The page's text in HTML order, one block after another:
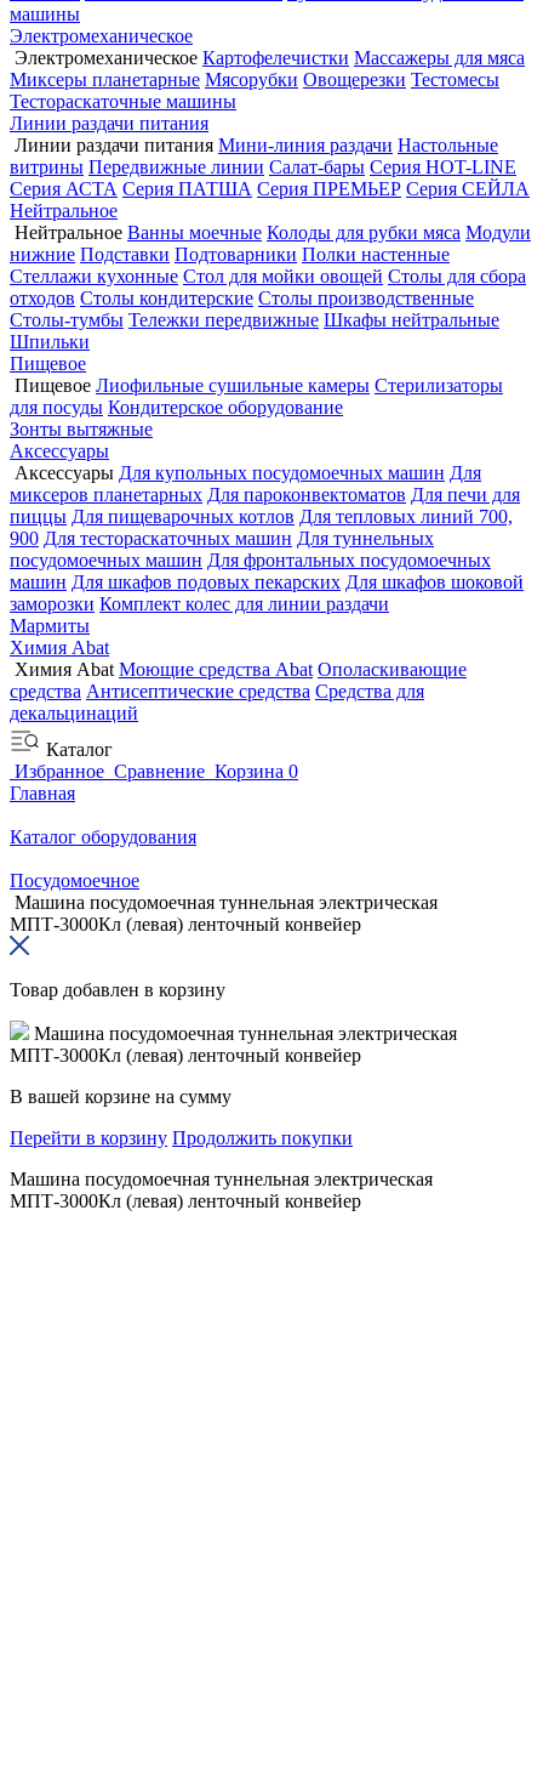
машины
Электромеханическое
Электромеханическое Картофелечистки Массажеры для мяса
Миксеры планетарные Мясорубки Овощерезки Тестомесы
Тестораскаточные машины
Линии раздачи питания
Линии раздачи питания Мини-линия раздачи Настольные
витрины Передвижные линии Салат-бары Серия HOT-LINE
Серия АСТА Серия ПАТША Серия ПРЕМЬЕР Серия СЕЙЛА
Нейтральное
Нейтральное Ванны моечные Колоды для рубки мяса Модули
нижние Подставки Подтоварники Полки настенные
Стеллажи кухонные Стол для мойки овощей Столы для сбора
отходов Столы кондитерские Столы производственные
Столы-тумбы Тележки передвижные Шкафы нейтральные
Шпильки
Пищевое
Пищевое Лиофильные сушильные камеры Стерилизаторы
для посуды Кондитерское оборудование
Зонты вытяжные
Аксессуары
Аксессуары Для купольных посудомоечных машин Для
миксеров планетарных Для пароконвектоматов Для печи для
пиццы Для пищеварочных котлов Для тепловых линий 700,
900 Для тестораскаточных машин Для туннельных
посудомоечных машин Для фронтальных посудомоечных
машин Для шкафов подовых пекарских Для шкафов шоковой
заморозки Комплект колес для линии раздачи
Мармиты
Химия Abat
Химия Abat Моющие средства Abat Ополаскивающие
средства Антисептические средства Средства для
декальцинаций
Каталог
Избранное Сравнение Корзина 0
Главная
Каталог оборудования
Посудомоечное
Машина посудомоечная туннельная электрическая
МПТ-3000Кл (левая) ленточный конвейер
Товар добавлен в корзину
Машина посудомоечная туннельная электрическая
МПТ-3000Кл (левая) ленточный конвейер
В вашей корзине на сумму
Перейти в корзину Продолжить покупки
Машина посудомоечная туннельная электрическая
МПТ-3000Кл (левая) ленточный конвейер